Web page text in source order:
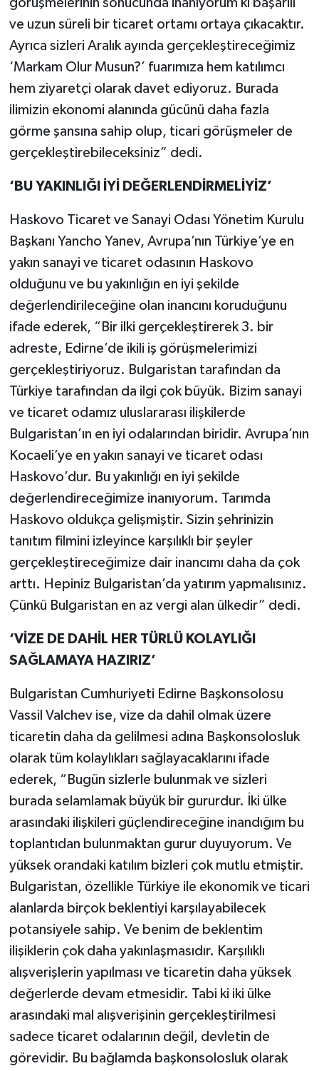
ve uzun süreli bir ticaret ortamı ortaya çıkacaktır.
Ayrıca sizleri Aralık ayında gerçekleştireceğimiz
‘Markam Olur Musun?’ fuarımıza hem katılımcı
hem ziyaretçi olarak davet ediyoruz. Burada
ilimizin ekonomi alanında gücünü daha fazla
görme şansına sahip olup, ticari görüşmeler de
gerçekleştirebileceksiniz” dedi.
‘BU YAKINLIĞI İYİ DEĞERLENDİRMELİYİZ’
Haskovo Ticaret ve Sanayi Odası Yönetim Kurulu
Başkanı Yancho Yanev, Avrupa’nın Türkiye’ye en
yakın sanayi ve ticaret odasının Haskovo
olduğunu ve bu yakınlığın en iyi şekilde
değerlendirileceğine olan inancını koruduğunu
ifade ederek, “Bir ilki gerçekleştirerek 3. bir
adreste, Edirne’de ikili iş görüşmelerimizi
gerçekleştiriyoruz. Bulgaristan tarafından da
Türkiye tarafından da ilgi çok büyük. Bizim sanayi
ve ticaret odamız uluslararası ilişkilerde
Bulgaristan’ın en iyi odalarından biridir. Avrupa’nın
Kocaeli’ye en yakın sanayi ve ticaret odası
Haskovo’dur. Bu yakınlığı en iyi şekilde
değerlendireceğimize inanıyorum. Tarımda
Haskovo oldukça gelişmiştir. Sizin şehrinizin
tanıtım filmini izleyince karşılıklı bir şeyler
gerçekleştireceğimize dair inancımı daha da çok
arttı. Hepiniz Bulgaristan’da yatırım yapmalısınız.
Çünkü Bulgaristan en az vergi alan ülkedir” dedi.
‘VİZE DE DAHİL HER TÜRLÜ KOLAYLIĞI
SAĞLAMAYA HAZIRIZ’
Bulgaristan Cumhuriyeti Edirne Başkonsolosu
Vassil Valchev ise, vize da dahil olmak üzere
ticaretin daha da gelilmesi adına Başkonsolosluk
olarak tüm kolaylıkları sağlayacaklarını ifade
ederek, “Bugün sizlerle bulunmak ve sizleri
burada selamlamak büyük bir gururdur. İki ülke
arasındaki ilişkileri güçlendireceğine inandığım bu
toplantıdan bulunmaktan gurur duyuyorum. Ve
yüksek orandaki katılım bizleri çok mutlu etmiştir.
Bulgaristan, özellikle Türkiye ile ekonomik ve ticari
alanlarda birçok beklentiyi karşılayabilecek
potansiyele sahip. Ve benim de beklentim
ilişiklerin çok daha yakınlaşmasıdır. Karşılıklı
alışverişlerin yapılması ve ticaretin daha yüksek
değerlerde devam etmesidir. Tabi ki iki ülke
arasındaki mal alışverişinin gerçekleştirilmesi
sadece ticaret odalarının değil, devletin de
görevidir. Bu bağlamda başkonsolosluk olarak